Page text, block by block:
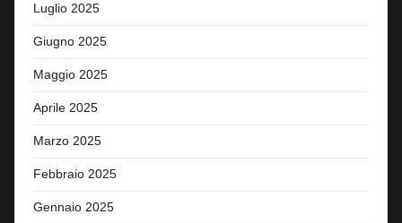
Luglio 2025
Giugno 2025
Maggio 2025
Aprile 2025
Marzo 2025
Febbraio 2025
Gennaio 2025